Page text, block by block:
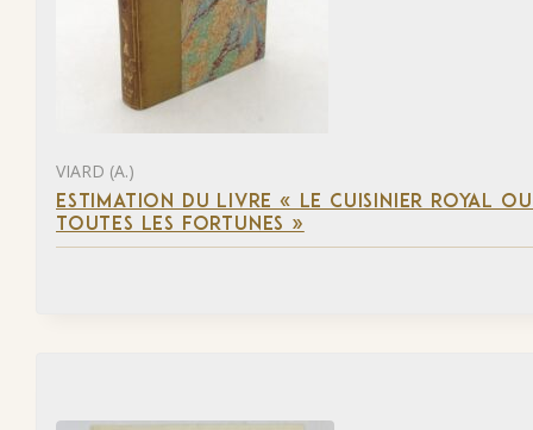
VIARD (A.)
ESTIMATION DU LIVRE « LE CUISINIER ROYAL
TOUTES LES FORTUNES »